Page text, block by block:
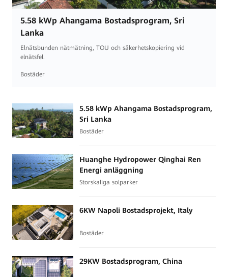
5.58 kWp Ahangama Bostadsprogram, Sri
Lanka
Elnätsbunden nätmätning, TOU och säkerhetskopiering vid
elnätsfel.
Bostäder
5.58 kWp Ahangama Bostadsprogram,
Sri Lanka
Bostäder
Huanghe Hydropower Qinghai Ren
Energi anläggning
Storskaliga solparker
6KW Napoli Bostadsprojekt, Italy
Bostäder
29KW Bostadsprogram, China